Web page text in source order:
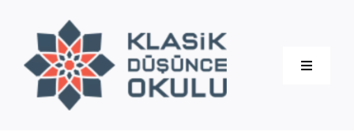
content
Toggle